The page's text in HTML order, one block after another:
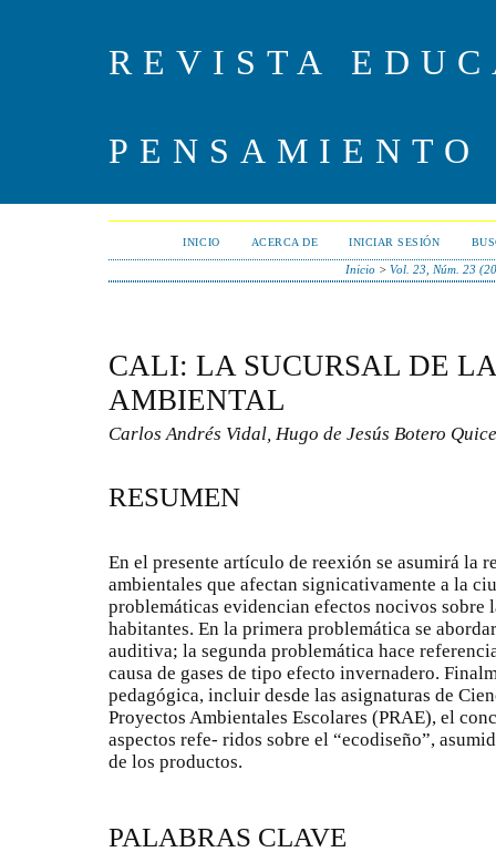
REVISTA
PENSAMIENTO
INICIO ACERCA DE INICIAR SESIÓN
Inicio> Vol. 23, Núm. 23
CALI: LA SUCURSAL DE
AMBIENTAL
Carlos Andrés Vidal, Hugo de Jesús Botero
RESUMEN
En el presente artículo de reexión se asumirá la
ambientales que afectan signicativamente a la
problemáticas evidencian efectos nocivos sobre
habitantes. En la primera problemática se
auditiva; la segunda problemática hace
causa de gases de tipo efecto invernadero.
pedagógica, incluir desde las asignaturas de
Proyectos Ambientales Escolares (PRAE), el
aspectos refe- ridos sobre el “ecodiseño”,
de los productos.
PALABRAS CLAVE